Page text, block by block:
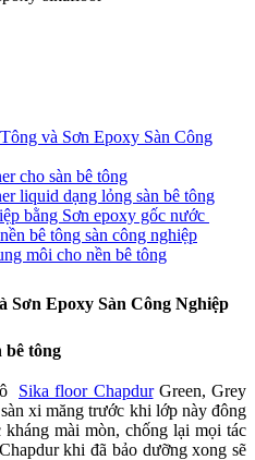
và Sơn Epoxy Sàn Công
cho sàn bê tông
liquid dạng lỏng sàn bê tông
bằng Sơn epoxy gốc nước
bê tông sàn công nghiệp
môi cho nền bê tông
Sơn Epoxy Sàn Công Nghiệp
bê tông
Sika floor ChapdurGreen, Grey
xi măng trước khi lớp này đông
mài mòn, chống lại mọi tác
khi đã bảo dưỡng xong sẽ